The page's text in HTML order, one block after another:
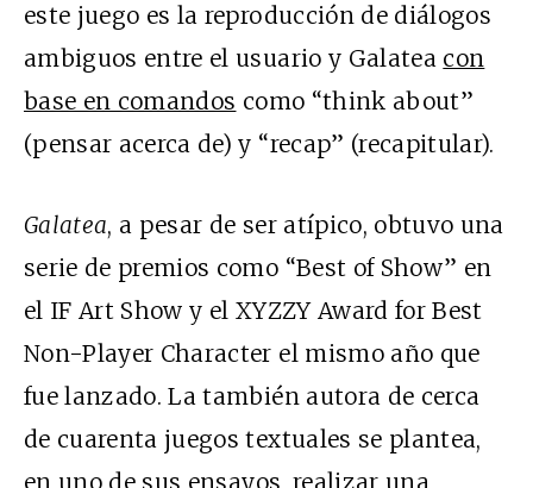
este juego es la reproducción de diálogos
ambiguos entre el usuario y Galatea con
base en comandos como “think about”
(pensar acerca de) y “recap” (recapitular).
Galatea, a pesar de ser atípico, obtuvo una
serie de premios como “Best of Show” en
el IF Art Show y el XYZZY Award for Best
Non-Player Character el mismo año que
fue lanzado. La también autora de cerca
de cuarenta juegos textuales se plantea,